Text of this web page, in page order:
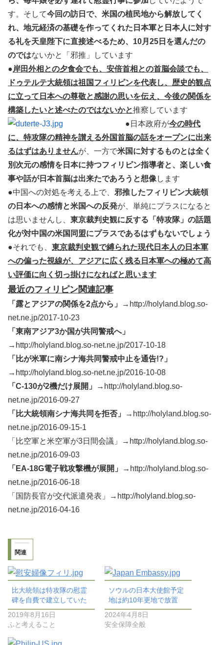
す。そして今回の訪日で、米国の植民地から解放してく
れ、地元経済の基礎を作ってくれた日本軍と日本人に対す
る礼を天皇陛下に直接述べるため、10月25日を選んだの
のではないかと「邪推」しています
●岸田外相との夕食会でも、安倍首相との首脳会談でも、
ドゥテルテ大統領は祖国フィリピンを代表し、歴史的観点
に立って日本への尊敬と感謝の思いを伝え、今後の関係を
構築したいと述べたのではないかと推察しています
●日本政府が今の時代
に、特攻隊の精神を讃える外国首脳の話をオープンに出来
るはずはありませんが、一方で米国に対するものとは全く
別次元の感情を日本に持つフィリピン指導者と、楽しい食
事や話が日本首脳は出来たであろうと想像 します
●中国への対処を考える上で、 邪推したフィリピン大統領
の日本への感情と米国への反発が、単純にプラスになると
は思いませんし、 東京裁判史観に反する「特攻隊」の話題
化が対中国の米国同盟にプラスであるはずもないでしょう
●それでも、 東京裁判史観で縛られた現代日本人の日本軍
への偏った視線が、アジアに広く残る日本軍への極めて高
い評価に向く切っ掛けになればと思います
最近のフィリピン関連記事
「露とアジアの関係を2点から」→ http://holyland.blog.so-
net.ne.jp/2017-10-23
「東南アジア3か国が共同警戒へ」
→ http://holyland.blog.so-net.ne.jp/2017-10-18
「比が米軍に南シナ海共同警戒中止を通告!?」
→ http://holyland.blog.so-net.ne.jp/2016-10-08
「C-130が2機だけ展開」→ http://holyland.blog.so-
net.ne.jp/2016-09-27
「比大統領南シナ海共同を拒否」→ http://holyland.blog.so-
net.ne.jp/2016-09-15-1
「比空軍と米空軍が3日間会議」→http://holyland.blog.so-
net.ne.jp/2016-09-03
「EA-18G電子戦攻撃機が展開」→ http://holyland.blog.so-
net.ne.jp/2016-06-18
「国防長官が交代派遣発表」→http://holyland.blog.so-
net.ne.jp/2016-04-16
関連
比大統領は特攻隊の慰霊
碑を自費で建立していた
2019年8月16日
ふと考えること
ソウルの日本大使館予定
地は約10年更地で放置
2024年4月8日
安全保障全般